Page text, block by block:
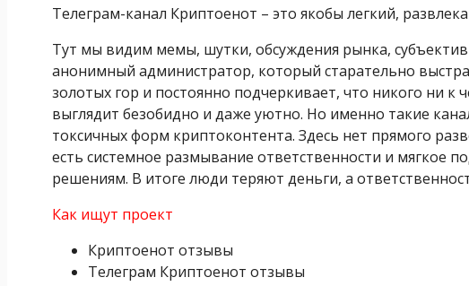
Телеграм-канал Криптоенот – это якобы легкий,
Тут мы видим мемы, шутки, обсуждения рынка,
анонимный администратор, который старательно
золотых гор и постоянно подчеркивает, что никого ни к
выглядит безобидно и даже уютно. Но именно такие
токсичных форм криптоконтента. Здесь нет прямого
есть системное размывание ответственности и мягкое
решениям. В итоге люди теряют деньги, а
Как ищут проект
Криптоенот отзывы
Телеграм Криптоенот отзывы